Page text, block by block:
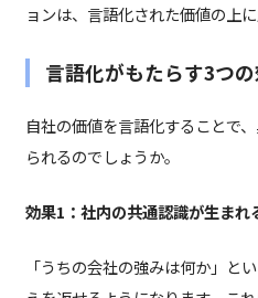
ョンは、言語化された価値の上に
言語化がもたらす3つ
自社の価値を言語化することで
られるのでしょうか。
効果1：社内の共通認識が生まれ
「うちの会社の強みは何か」と